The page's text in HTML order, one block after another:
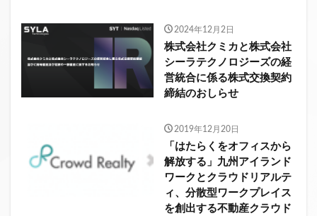
2024年12月2日
株式会社クミカと株式会社
シーラテクノロジーズの経
営統合に係る株式交換契約
締結のおしらせ
2019年12月20日
「はたらくをオフィスから
解放する」九州アイランド
ワークとクラウドリアルテ
ィ、分散型ワークプレイス
を創出する不動産クラウド